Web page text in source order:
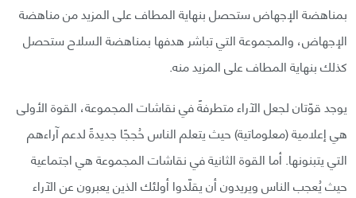
بمناهضة الإجهاض ستحصل بنهاية المطاف على المزيد من مناهضة
الإجهاض، والمجموعة التي تباشر هدفها بمناهضة السلاح ستحصل
كذلك بنهاية المطاف على المزيد منه.
يوجد قوّتان لجعل الآراء متطرفةً في نقاشات المجموعة، القوة الأولى
هي إعلامية (معلوماتية) حيث يتعلم الناس حُججًا جديدةً لدعم آراءهم
التي يتبنونها. أما القوة الثانية في نقاشات المجموعة هي اجتماعية
حيث يُعجب الناس ويريدون أن يقلّدوا أولئك الذين يعبرون عن الآراء